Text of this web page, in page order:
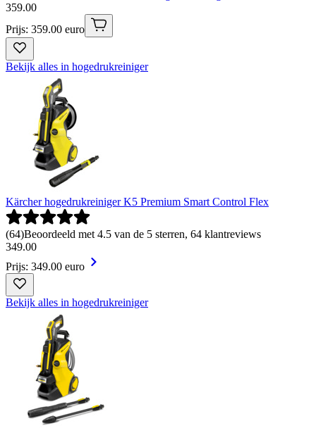
359.00
Prijs: 359.00 euro
Bekijk alles in hogedrukreiniger
Kärcher hogedrukreiniger K5 Premium Smart Control Flex
(64)Beoordeeld met 4.5 van de 5 sterren, 64 klantreviews
349.00
Prijs: 349.00 euro
Bekijk alles in hogedrukreiniger